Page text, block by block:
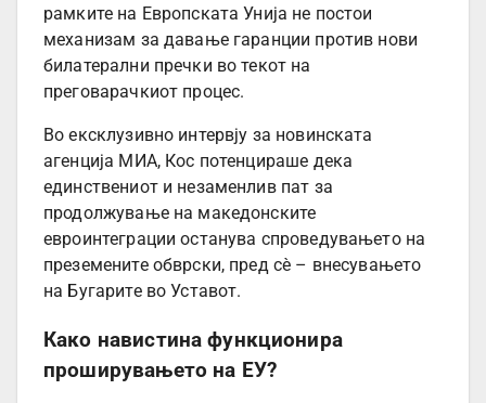
рамките на Европската Унија не постои
механизам за давање гаранции против нови
билатерални пречки во текот на
преговарачкиот процес.
Во ексклузивно интервју за новинската
агенција МИА, Кос потенцираше дека
единствениот и незаменлив пат за
продолжување на македонските
евроинтеграции останува спроведувањето на
преземените обврски, пред сè – внесувањето
на Бугарите во Уставот.
Како навистина функционира
проширувањето на ЕУ?